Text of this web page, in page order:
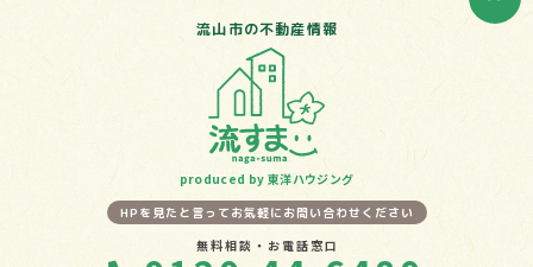
流山市の不動産情報
produced by 東洋ハウジング
HPを見たと言ってお気軽にお問い合わせください
無料相談・お電話窓口